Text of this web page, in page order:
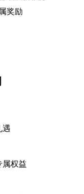
奖励
遇
属权益